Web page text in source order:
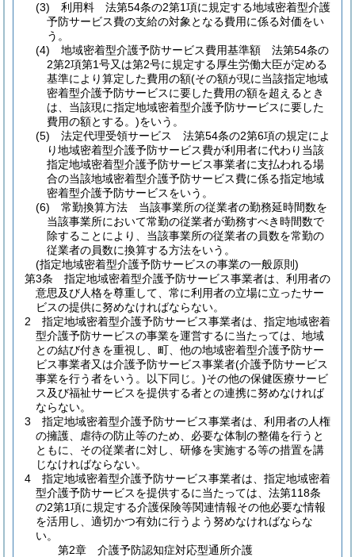
(3)
利用料 法第54条の2第1項に規定する地域密着型介護
予防サービス費の支給の対象となる費用に係る対価をい
う。
(4)
地域密着型介護予防サービス費用基準額 法第54条の
2第2項第1号又は第2号に規定する厚生労働大臣が定める
基準により算定した費用の額(その額が現に当該指定地域
密着型介護予防サービスに要した費用の額を超えるとき
は、当該現に指定地域密着型介護予防サービスに要した
費用の額とする。)をいう。
(5)
法定代理受領サービス 法第54条の2第6項の規定によ
り地域密着型介護予防サービス費が利用者に代わり当該
指定地域密着型介護予防サービス事業者に支払われる場
合の当該地域密着型介護予防サービス費に係る指定地域
密着型介護予防サービスをいう。
(6)
常勤換算方法 当該事業所の従業者の勤務延時間数を
当該事業所において常勤の従業者が勤務すべき時間数で
除することにより、当該事業所の従業者の員数を常勤の
従業者の員数に換算する方法をいう。
(指定地域密着型介護予防サービスの事業の一般原則)
第3条
指定地域密着型介護予防サービス事業者は、利用者の
意思及び人格を尊重して、常に利用者の立場に立ったサー
ビスの提供に努めなければならない。
2
指定地域密着型介護予防サービス事業者は、指定地域密着
型介護予防サービスの事業を運営するに当たっては、地域
との結び付きを重視し、町、他の地域密着型介護予防サー
ビス事業者又は介護予防サービス事業者(介護予防サービス
事業を行う者をいう。以下同じ。)その他の保健医療サービ
ス及び福祉サービスを提供する者との連携に努めなければ
ならない。
3
指定地域密着型介護予防サービス事業者は、利用者の人権
の擁護、虐待の防止等のため、必要な体制の整備を行うと
ともに、その従業者に対し、研修を実施する等の措置を講
じなければならない。
4
指定地域密着型介護予防サービス事業者は、指定地域密着
型介護予防サービスを提供するに当たっては、法第118条
の2第1項に規定する介護保険等関連情報その他必要な情報
を活用し、適切かつ有効に行うよう努めなければならな
い。
第2章
介護予防認知症対応型通所介護